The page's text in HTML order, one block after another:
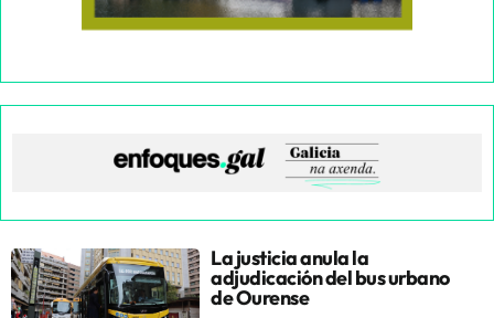
La justicia anula la
adjudicación del bus urbano
de Ourense